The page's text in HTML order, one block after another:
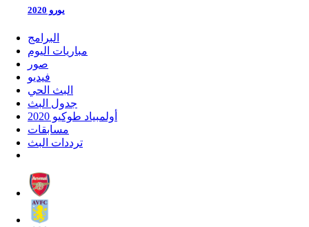
يورو 2020
البرامج
مباريات اليوم
صور
فيديو
البث الحي
جدول البث
أولمبياد طوكيو 2020
مسابقات
ترددات البث